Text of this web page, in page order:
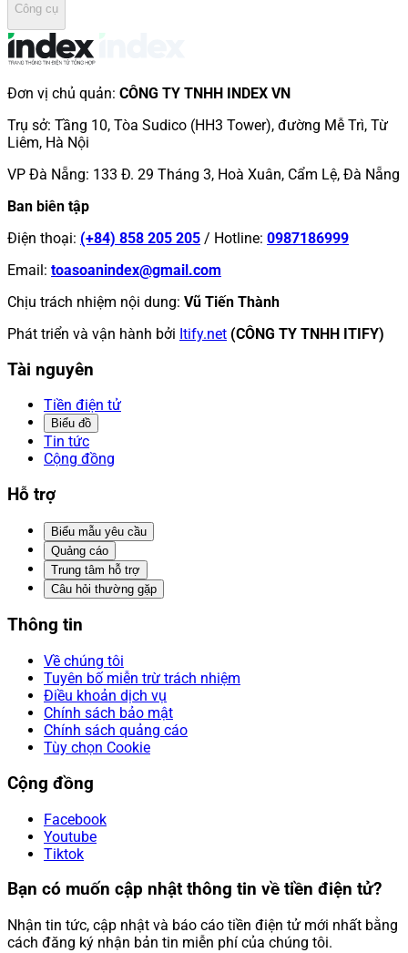
Công cụ
Đơn vị chủ quản: CÔNG TY TNHH INDEX VN
Trụ sở: Tầng 10, Tòa Sudico (HH3 Tower), đường Mễ Trì, Từ
Liêm, Hà Nội
VP Đà Nẵng: 133 Đ. 29 Tháng 3, Hoà Xuân, Cẩm Lệ, Đà Nẵng
Ban biên tập
Điện thoại: (+84) 858 205 205 / Hotline: 0987186999
Email: toasoanindex@gmail.com
Chịu trách nhiệm nội dung: Vũ Tiến Thành
Phát triển và vận hành bởi Itify.net (CÔNG TY TNHH ITIFY)
Tài nguyên
Tiền điện tử
Biểu đồ
Tin tức
Cộng đồng
Hỗ trợ
Biểu mẫu yêu cầu
Quảng cáo
Trung tâm hỗ trợ
Câu hỏi thường gặp
Thông tin
Về chúng tôi
Tuyên bố miễn trừ trách nhiệm
Điều khoản dịch vụ
Chính sách bảo mật
Chính sách quảng cáo
Tùy chọn Cookie
Cộng đồng
Facebook
Youtube
Tiktok
Bạn có muốn cập nhật thông tin về tiền điện tử?
Nhận tin tức, cập nhật và báo cáo tiền điện tử mới nhất bằng
cách đăng ký nhận bản tin miễn phí của chúng tôi.